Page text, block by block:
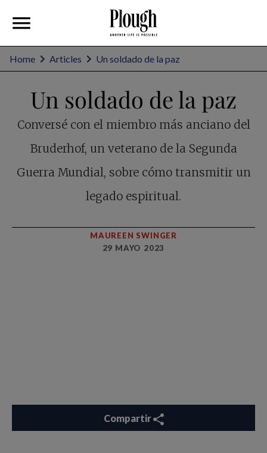
Home Articles Un soldado de la paz
Un soldado de la paz
Conversé con el miembro más anciano del
Bruderhof, un veterano de la Segunda
Guerra Mundial, sobre cómo transmitir un
legado espiritual.
MAUREEN SWINGER
29 MAYO 2023
Compartir